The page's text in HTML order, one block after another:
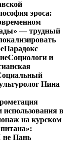
эроса:
— трудный
Парадокс
Социологи и
Нина
использования в
на курском
не Пань